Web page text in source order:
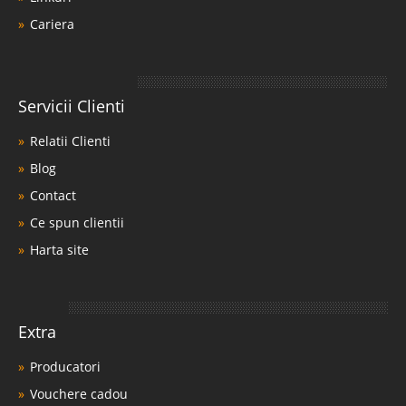
Cariera
Servicii Clienti
Relatii Clienti
Blog
Contact
Ce spun clientii
Harta site
Extra
Producatori
Vouchere cadou